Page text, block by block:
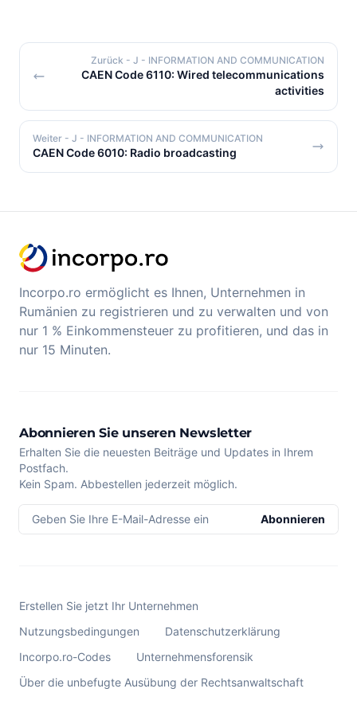
Zurück - J - INFORMATION AND COMMUNICATION
CAEN Code 6110: Wired telecommunications
activities
Weiter - J - INFORMATION AND COMMUNICATION
CAEN Code 6010: Radio broadcasting
Incorpo.ro ermöglicht es Ihnen, Unternehmen in
Rumänien zu registrieren und zu verwalten und von
nur 1 % Einkommensteuer zu profitieren, und das in
nur 15 Minuten.
Abonnieren Sie unseren Newsletter
Erhalten Sie die neuesten Beiträge und Updates in Ihrem
Postfach.
Kein Spam. Abbestellen jederzeit möglich.
Geben Sie Ihre E-Mail-Adresse ein Abonnieren
Erstellen Sie jetzt Ihr Unternehmen
Nutzungsbedingungen
Datenschutzerklärung
Incorpo.ro-Codes
Unternehmensforensik
Über die unbefugte Ausübung der Rechtsanwaltschaft